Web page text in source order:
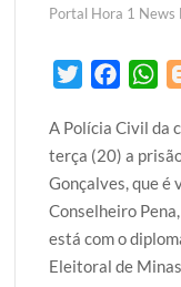
Portal Hora 1 News
i
t
t
e
r
c
e
b
o
o
k
W
a
t
s
A
p
p
A Polícia Civil da
terça (20) a
Gonçalves, que é
Conselheiro
está com o
Eleitoral de